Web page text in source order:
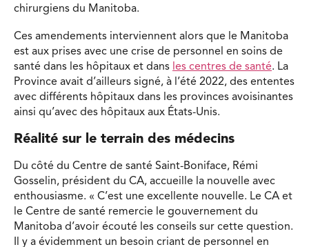
chirurgiens du Manitoba.
Ces amendements interviennent alors que le Manitoba
est aux prises avec une crise de personnel en soins de
santé dans les hôpitaux et dans les centres de santé. La
Province avait d’ailleurs signé, à l’été 2022, des ententes
avec différents hôpitaux dans les provinces avoisinantes
ainsi qu’avec des hôpitaux aux États-Unis.
Réalité sur le terrain des médecins
Du côté du Centre de santé Saint-Boniface, Rémi
Gosselin, président du CA, accueille la nouvelle avec
enthousiasme. « C’est une excellente nouvelle. Le CA et
le Centre de santé remercie le gouvernement du
Manitoba d’avoir écouté les conseils sur cette question.
Il y a évidemment un besoin criant de personnel en